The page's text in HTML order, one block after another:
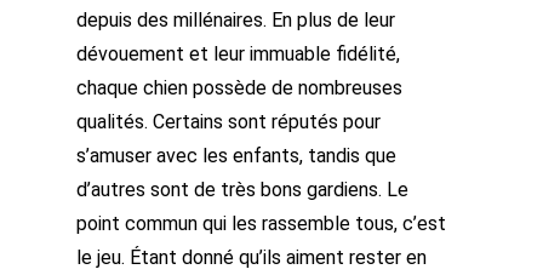
depuis des millénaires. En plus de leur
dévouement et leur immuable fidélité,
chaque chien possède de nombreuses
qualités. Certains sont réputés pour
s’amuser avec les enfants, tandis que
d’autres sont de très bons gardiens. Le
point commun qui les rassemble tous, c’est
le jeu. Étant donné qu’ils aiment rester en